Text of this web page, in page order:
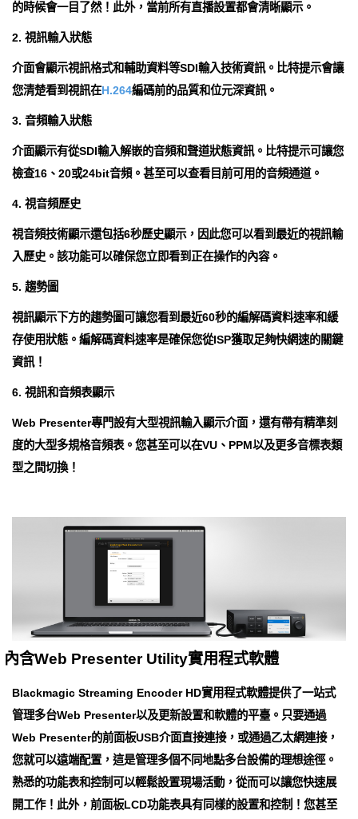
的時候會一目了然！此外，當前所有直播設置都會清晰顯示。
2. 視訊輸入狀態
介面會顯示視訊格式和輔助資料等SDI輸入技術資訊。比特提示會讓
您清楚看到視訊在H.264編碼前的品質和位元深資訊。
3. 音頻輸入狀態
介面顯示有從SDI輸入解嵌的音頻和聲道狀態資訊。比特提示可讓您
檢查16、20或24bit音頻。甚至可以查看目前可用的音頻通道。
4. 視音頻歷史
視音頻技術顯示還包括6秒歷史顯示，因此您可以看到最近的視訊輸
入歷史。該功能可以確保您立即看到正在操作的內容。
5. 趨勢圖
視訊顯示下方的趨勢圖可讓您看到最近60秒的編解碼資料速率和緩
存使用狀態。編解碼資料速率是確保您從ISP獲取足夠快網速的關鍵
資訊！
6. 視訊和音頻表顯示
Web Presenter專門設有大型視訊輸入顯示介面，還有帶有精準刻
度的大型多規格音頻表。您甚至可以在VU、PPM以及更多音標表類
型之間切換！
內含Web Presenter Utility實用程式軟體
Blackmagic Streaming Encoder HD實用程式軟體提供了一站式
管理多台Web Presenter以及更新設置和軟體的平臺。只要通過
Web Presenter的前面板USB介面直接連接，或通過乙太網連接，
您就可以遠端配置，這是管理多個不同地點多台設備的理想途徑。
熟悉的功能表和控制可以輕鬆設置現場活動，從而可以讓您快速展
開工作！此外，前面板LCD功能表具有同樣的設置和控制！您甚至